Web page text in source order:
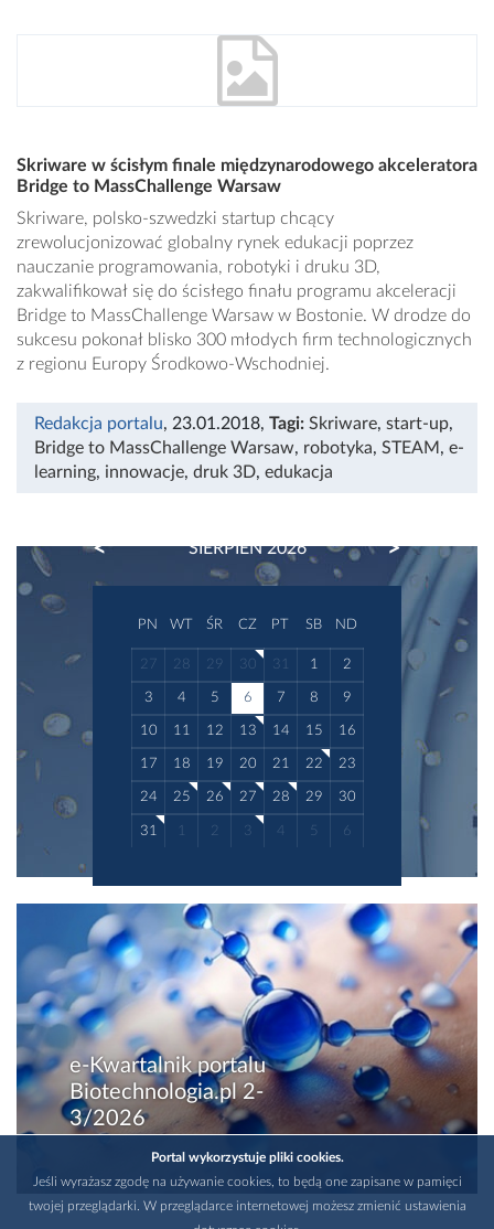
Skriware w ścisłym finale międzynarodowego akceleratora
Bridge to MassChallenge Warsaw
Skriware, polsko-szwedzki startup chcący
zrewolucjonizować globalny rynek edukacji poprzez
nauczanie programowania, robotyki i druku 3D,
zakwalifikował się do ścisłego finału programu akceleracji
Bridge to MassChallenge Warsaw w Bostonie. W drodze do
sukcesu pokonał blisko 300 młodych firm technologicznych
z regionu Europy Środkowo-Wschodniej.
Redakcja portalu, 23.01.2018, Tagi: Skriware, start-up,
Bridge to MassChallenge Warsaw, robotyka, STEAM, e-
learning, innowacje, druk 3D, edukacja
SIERPIEŃ 2026
PREVIOUS NEXT
PN WT ŚR CZ PT SB ND
27 28 29 30 31 1 2
3 4 5 6 7 8 9
10 11 12 13 14 15 16
17 18 19 20 21 22 23
24 25 26 27 28 29 30
31 1 2 3 4 5 6
e-Kwartalnik portalu
Biotechnologia.pl 2-
3/2026
Portal wykorzystuje pliki cookies.
Jeśli wyrażasz zgodę na używanie cookies, to będą one zapisane w pamięci
twojej przeglądarki. W przeglądarce internetowej możesz zmienić ustawienia